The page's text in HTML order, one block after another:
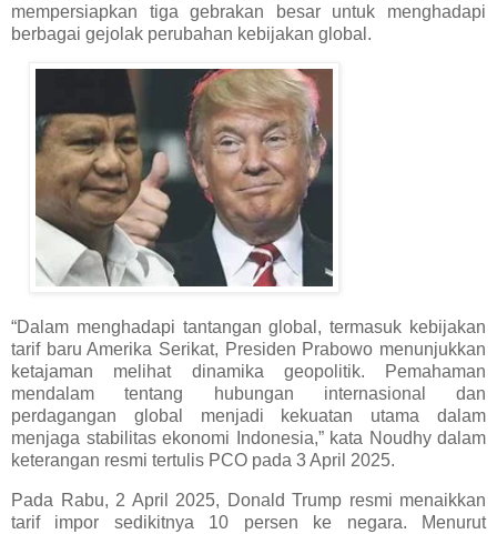
mempersiapkan tiga gebrakan besar untuk menghadapi
berbagai gejolak perubahan kebijakan global.
“Dalam menghadapi tantangan global, termasuk kebijakan
tarif baru Amerika Serikat, Presiden Prabowo menunjukkan
ketajaman melihat dinamika geopolitik. Pemahaman
mendalam tentang hubungan internasional dan
perdagangan global menjadi kekuatan utama dalam
menjaga stabilitas ekonomi Indonesia,” kata Noudhy dalam
keterangan resmi tertulis PCO pada 3 April 2025.
Pada Rabu, 2 April 2025, Donald Trump resmi menaikkan
tarif impor sedikitnya 10 persen ke negara. Menurut